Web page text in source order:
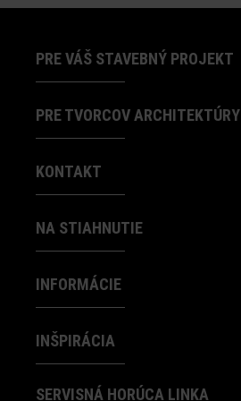
PRE VÁŠ STAVEBNÝ PROJEKT
PRE TVORCOV ARCHITEKTÚRY
KONTAKT
NA STIAHNUTIE
INFORMÁCIE
INŠPIRÁCIA
SERVISNÁ HORÚCA LINKA